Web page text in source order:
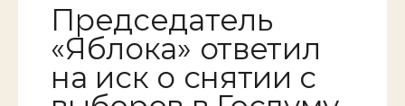
Председатель
«Яблока» ответил
на иск о снятии с